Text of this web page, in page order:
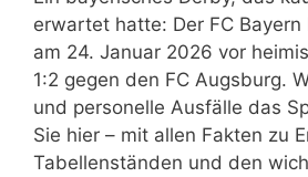
erwartet hatte: Der FC Bayern
am 24. Januar 2026 vor
1:2 gegen den FC Augsburg.
und personelle Ausfälle das
Sie hier – mit allen Fakten zu
Tabellenständen und den